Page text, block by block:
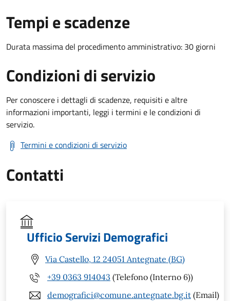
Tempi e scadenze
Durata massima del procedimento amministrativo: 30 giorni
Condizioni di servizio
Per conoscere i dettagli di scadenze, requisiti e altre
informazioni importanti, leggi i termini e le condizioni di
servizio.
Termini e condizioni di servizio
Contatti
Ufficio Servizi Demografici
Via Castello, 12 24051 Antegnate (BG)
+39 0363 914043 (Telefono (Interno 6))
demografici@comune.antegnate.bg.it (Email)